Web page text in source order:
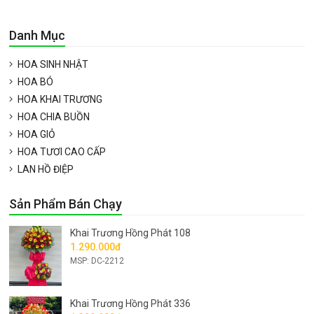
Danh Mục
HOA SINH NHẬT
HOA BÓ
HOA KHAI TRƯƠNG
HOA CHIA BUỒN
HOA GIỎ
HOA TƯƠI CAO CẤP
LAN HỒ ĐIỆP
Sản Phẩm Bán Chạy
Khai Trương Hồng Phát 108
1.290.000đ
MSP: DC-2212
Khai Trương Hồng Phát 336